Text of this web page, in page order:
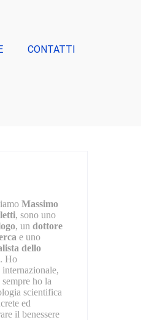
CONTATTI
Massimo
, sono uno
, undottore
e uno
dello
. Ho
ho la
scientifica
ed
il benessere